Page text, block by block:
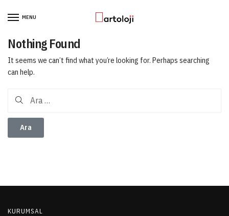
MENU
Nothing Found
It seems we can’t find what you’re looking for. Perhaps searching
can help.
Arama:
KURUMSAL